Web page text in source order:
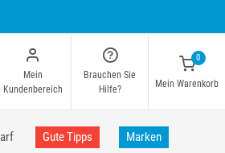
Mein
Kundenbereich
Brauchen Sie
Hilfe?
0
Mein Warenkorb
Gute Tipps Marken